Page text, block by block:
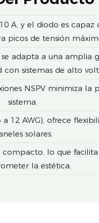
A, y el diodo es
picos de tensión
adapta a una amplia
sistemas de alto
NSPV minimiza
sistema.
12 AWG), ofrece
solares.
lo que facilita
la estética.